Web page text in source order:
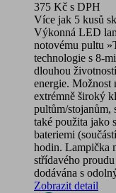
375 Kč s DPH
Více jak 5 kusů
Výkonná LED
notovému pultu
technologie s 8-
dlouhou
energie. Možnost
extrémně široký
pultům/stojanům,
také použita jako
bateriemi
hodin. Lampička
střídavého
dodávána s
Zobrazit detail